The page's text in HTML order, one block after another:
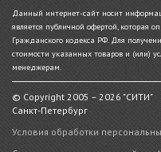
Данный интернет-сайт носит
является публичной офертой, которая
Гражданского кодекса РФ. Для
стоимости указанных товаров и (или)
менеджерам.
© Copyright 2005 – 2026 "СИТИ"
Санкт-Петербург
Условия обработки